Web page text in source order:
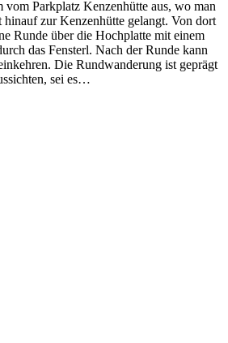
vom Parkplatz Kenzenhütte aus, wo man
hinauf zur Kenzenhütte gelangt. Von dort
Runde über die Hochplatte mit einem
das Fensterl. Nach der Runde kann
Die Rundwanderung ist geprägt
sei es…